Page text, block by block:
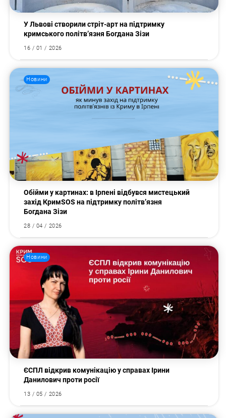
Пошук за запитом:
У Львові створили стріт-арт на підтримку
кримського політв’язня Богдана Зізи
16 / 01 / 2026
Новини
Обійми у картинах: в Ірпені відбувся мистецький
захід КримSOS на підтримку політв’язня
Богдана Зізи
28 / 04 / 2026
Новини
ЄСПЛ відкрив комунікацію у справах Ірини
Данилович проти росії
13 / 05 / 2026